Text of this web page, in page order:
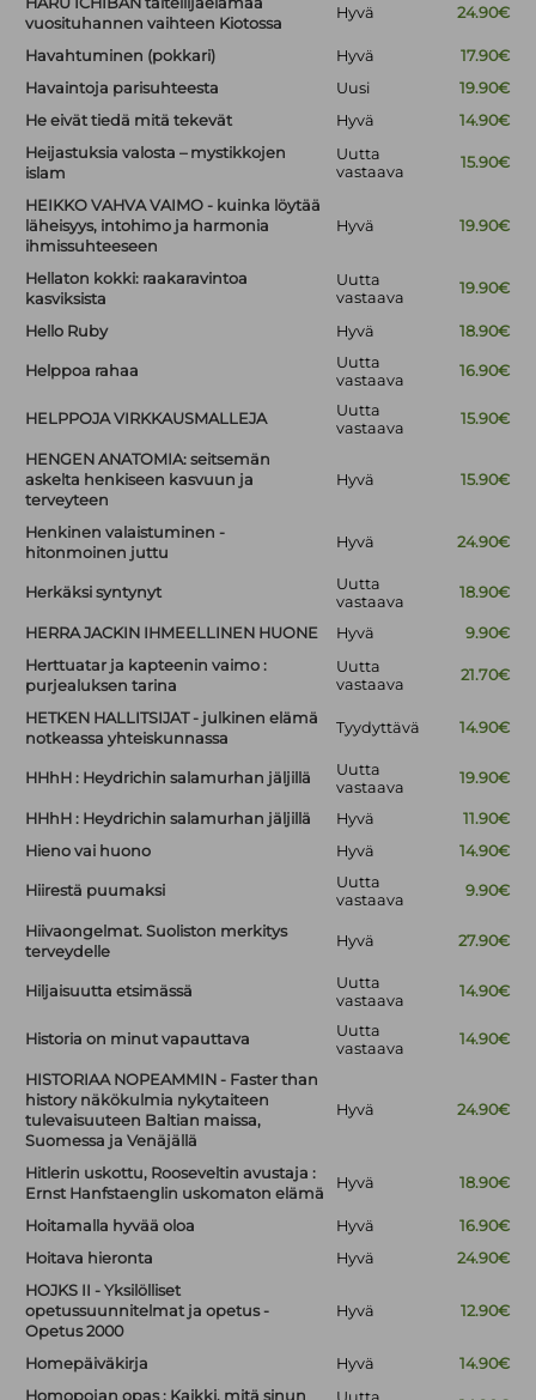
vuosituhannen vaihteen Kiotossa
Hyvä 24.90€
Havahtuminen (pokkari) Hyvä
17.90€
Havaintoja parisuhteesta
Uusi
19.90€
He eivät tiedä mitä tekevät
Hyvä
14.90€
Heijastuksia valosta – mystikkojen
islam
Uutta
vastaava
15.90€
HEIKKO VAHVA VAIMO - kuinka löytää
läheisyys, intohimo ja harmonia
ihmissuhteeseen
Hyvä 19.90€
Hellaton kokki: raakaravintoa
kasviksista
Uutta
vastaava
19.90€
Hello Ruby Hyvä 18.90€
Helppoa rahaa
Uutta
vastaava
16.90€
HELPPOJA VIRKKAUSMALLEJA
Uutta
vastaava
15.90€
HENGEN ANATOMIA: seitsemän
askelta henkiseen kasvuun ja
terveyteen
Hyvä 15.90€
Henkinen valaistuminen -
hitonmoinen juttu
Hyvä 24.90€
Herkäksi syntynyt
Uutta
vastaava
18.90€
HERRA JACKIN IHMEELLINEN HUONE Hyvä
9.90€
Herttuatar ja kapteenin vaimo :
purjealuksen tarina
Uutta
vastaava
21.70€
HETKEN HALLITSIJAT - julkinen elämä
notkeassa yhteiskunnassa
Tyydyttävä 14.90€
HHhH : Heydrichin salamurhan jäljillä
Uutta
vastaava
19.90€
HHhH : Heydrichin salamurhan jäljillä Hyvä
11.90€
Hieno vai huono
Hyvä 14.90€
Hiirestä puumaksi
Uutta
vastaava
9.90€
Hiivaongelmat. Suoliston merkitys
terveydelle
Hyvä 27.90€
Hiljaisuutta etsimässä
Uutta
vastaava
14.90€
Historia on minut vapauttava
Uutta
vastaava
14.90€
HISTORIAA NOPEAMMIN - Faster than
history näkökulmia nykytaiteen
tulevaisuuteen Baltian maissa,
Suomessa ja Venäjällä
Hyvä 24.90€
Hitlerin uskottu, Rooseveltin avustaja :
Ernst Hanfstaenglin uskomaton elämä
Hyvä 18.90€
Hoitamalla hyvää oloa Hyvä
16.90€
Hoitava hieronta
Hyvä
24.90€
HOJKS II - Yksilölliset
opetussuunnitelmat ja opetus -
Opetus 2000
Hyvä 12.90€
Homepäiväkirja Hyvä
14.90€
Homopojan opas : Kaikki, mitä sinun